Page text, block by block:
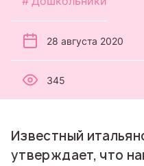
28 августа 2020
345
Известный
утверждает, что